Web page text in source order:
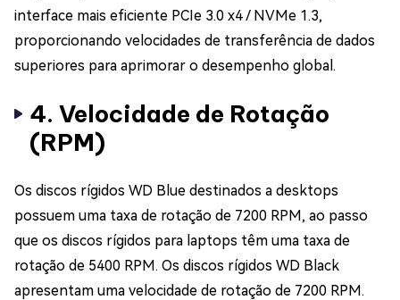
interface mais eficiente PCIe 3.0 x4 / NVMe 1.3,
proporcionando velocidades de transferência de dados
superiores para aprimorar o desempenho global.
4. Velocidade de Rotação
(RPM)
Os discos rígidos WD Blue destinados a desktops
possuem uma taxa de rotação de 7200 RPM, ao passo
que os discos rígidos para laptops têm uma taxa de
rotação de 5400 RPM. Os discos rígidos WD Black
apresentam uma velocidade de rotação de 7200 RPM.